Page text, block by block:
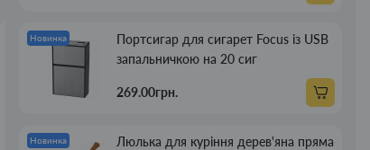
Новинка
Портсигар для сигарет Focus із USB
запальничкою на 20 сиг
269.00грн.
Новинка
Люлька для куріння дерев'яна пряма